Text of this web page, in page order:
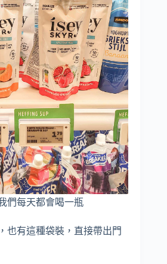
們每天都會喝一瓶
也有這種袋裝，直接帶出門